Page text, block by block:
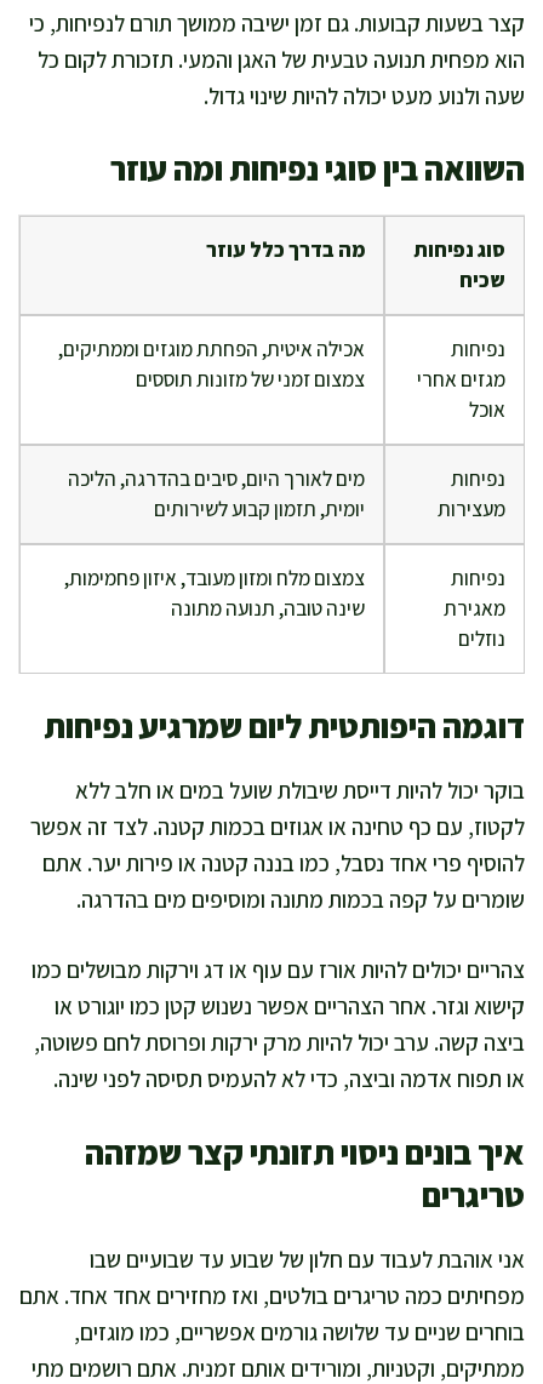
קצר בשעות קבועות. גם זמן ישיבה ממושך תורם לנפיחות, כי
הוא מפחית תנועה טבעית של האגן והמעי. תזכורת לקום כל
שעה ולנוע מעט יכולה להיות שינוי גדול.
השוואה בין סוגי נפיחות ומה עוזר
סוג נפיחות
שכיח
מה בדרך כלל עוזר
נפיחות
מגזים אחרי
אוכל
אכילה איטית, הפחתת מוגזים וממתיקים,
צמצום זמני של מזונות תוססים
נפיחות
מעצירות
מים לאורך היום, סיבים בהדרגה, הליכה
יומית, תזמון קבוע לשירותים
נפיחות
מאגירת
נוזלים
צמצום מלח ומזון מעובד, איזון פחמימות,
שינה טובה, תנועה מתונה
דוגמה היפותטית ליום שמרגיע נפיחות
בוקר יכול להיות דייסת שיבולת שועל במים או חלב ללא
לקטוז, עם כף טחינה או אגוזים בכמות קטנה. לצד זה אפשר
להוסיף פרי אחד נסבל, כמו בננה קטנה או פירות יער. אתם
שומרים על קפה בכמות מתונה ומוסיפים מים בהדרגה.
צהריים יכולים להיות אורז עם עוף או דג וירקות מבושלים כמו
קישוא וגזר. אחר הצהריים אפשר נשנוש קטן כמו יוגורט או
ביצה קשה. ערב יכול להיות מרק ירקות ופרוסת לחם פשוטה,
או תפוח אדמה וביצה, כדי לא להעמיס תסיסה לפני שינה.
איך בונים ניסוי תזונתי קצר שמזהה
טריגרים
אני אוהבת לעבוד עם חלון של שבוע עד שבועיים שבו
מפחיתים כמה טריגרים בולטים, ואז מחזירים אחד אחד. אתם
בוחרים שניים עד שלושה גורמים אפשריים, כמו מוגזים,
ממתיקים, וקטניות, ומורידים אותם זמנית. אתם רושמים מתי